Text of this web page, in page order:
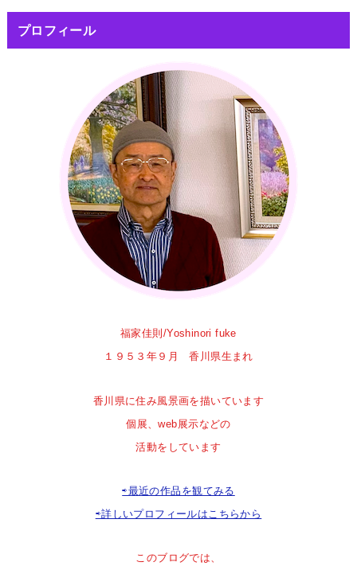
プロフィール
福家佳則/Yoshinori fuke
１９５３年９月 香川県生まれ
香川県に住み風景画を描いています
個展、web展示などの
活動をしています
⇨最近の作品を観てみる
⇨詳しいプロフィールはこちらから
このブログでは、